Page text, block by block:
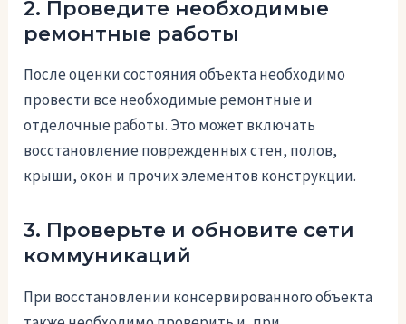
2. Проведите необходимые
ремонтные работы
После оценки состояния объекта необходимо
провести все необходимые ремонтные и
отделочные работы. Это может включать
восстановление поврежденных стен, полов,
крыши, окон и прочих элементов конструкции.
3. Проверьте и обновите сети
коммуникаций
При восстановлении консервированного объекта